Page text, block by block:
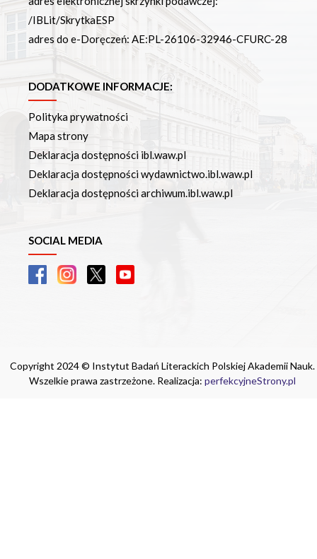
/IBLit/SkrytkaESP
adres do e-Doręczeń: AE:PL-26106-32946-CFURC-28
DODATKOWE INFORMACJE:
Polityka prywatności
Mapa strony
Deklaracja dostępności ibl.waw.pl
Deklaracja dostępności wydawnictwo.ibl.waw.pl
Deklaracja dostępności archiwum.ibl.waw.pl
SOCIAL MEDIA
Copyright 2024 © Instytut Badań Literackich Polskiej Akademii Nauk.
Wszelkie prawa zastrzeżone. Realizacja: perfekcyjneStrony.pl